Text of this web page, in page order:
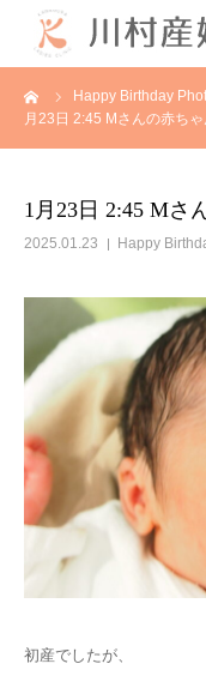
Happy Birthday
月23日 2:45 Mさんの赤ちゃ
1月23日 2:45 Mさ
2025.01.23 Happy
初産でしたが、
初めての方へ
診療案内
各種教室
採用情報
分娩予約状況